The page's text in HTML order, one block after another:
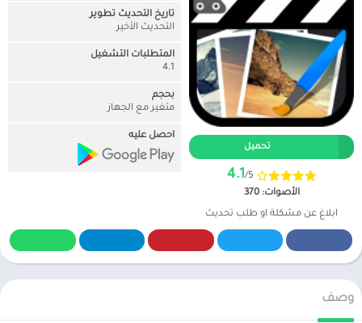
تحميل
4.1/5
الأصوات: 370
ابلاغ عن مشكلة او طلب تحديث
تاريخ التحديث تطوير
التحديث الأخير
المتطلبات التشغيل
4.1
بحجم
متغير مع الجهاز
احصل عليه
وصف